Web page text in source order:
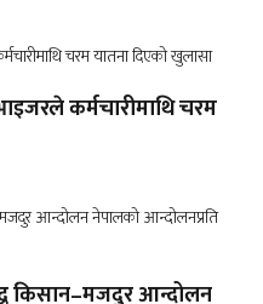
कर्मचारीमाथि चरम
किसान–मजदुर आन्दोलन